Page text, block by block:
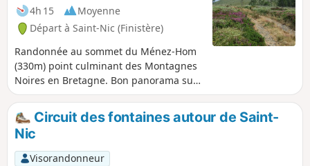
4h 15
Moyenne
Départ à Saint-Nic (Finistère)
Randonnée au sommet du Ménez-Hom
(330m) point culminant des Montagnes
Noires en Bretagne. Bon panorama sur
la baie de Douarnenez, la presqu’île de
Crozon, l'Aulne maritime. Haut lieu de
l'aéromodélisme.
Circuit des fontaines autour de Saint-
Nic
Visorandonneur